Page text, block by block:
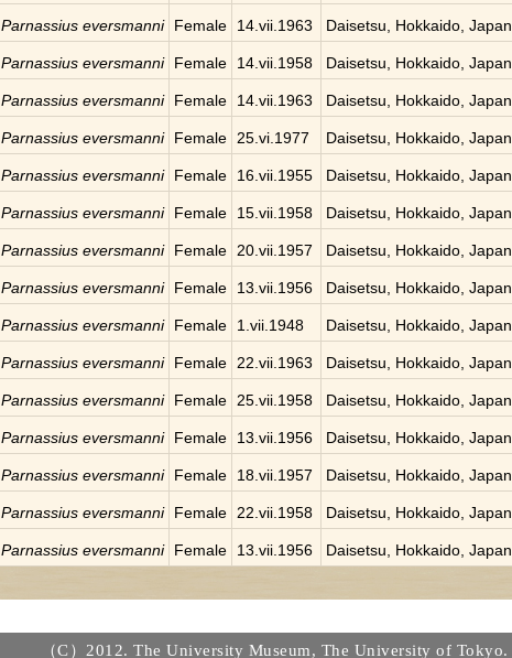
Parnassius eversmanni Female 14.vii.1963 Daisetsu, Hokkaido, Japan
Parnassius eversmanni Female 14.vii.1958 Daisetsu, Hokkaido, Japan
Parnassius eversmanni Female 14.vii.1963 Daisetsu, Hokkaido, Japan
Parnassius eversmanni Female 25.vi.1977 Daisetsu, Hokkaido, Japan
Parnassius eversmanni Female 16.vii.1955 Daisetsu, Hokkaido, Japan
Parnassius eversmanni Female 15.vii.1958 Daisetsu, Hokkaido, Japan
Parnassius eversmanni Female 20.vii.1957 Daisetsu, Hokkaido, Japan
Parnassius eversmanni Female 13.vii.1956 Daisetsu, Hokkaido, Japan
Parnassius eversmanni Female 1.vii.1948 Daisetsu, Hokkaido, Japan
Parnassius eversmanni Female 22.vii.1963 Daisetsu, Hokkaido, Japan
Parnassius eversmanni Female 25.vii.1958 Daisetsu, Hokkaido, Japan
Parnassius eversmanni Female 13.vii.1956 Daisetsu, Hokkaido, Japan
Parnassius eversmanni Female 18.vii.1957 Daisetsu, Hokkaido, Japan
Parnassius eversmanni Female 22.vii.1958 Daisetsu, Hokkaido, Japan
Parnassius eversmanni Female 13.vii.1956 Daisetsu, Hokkaido, Japan
（C）2012. The University Museum, The University of Tokyo.